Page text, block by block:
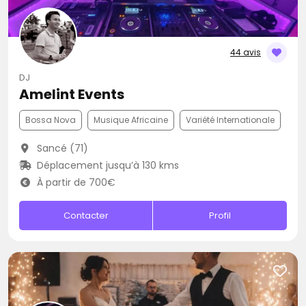
44 avis
DJ
Amelint Events
Bossa Nova Musique Africaine Variété Internationale
Sancé (71)
Déplacement jusqu’à 130 kms
À partir de 700€
Contacter Profil